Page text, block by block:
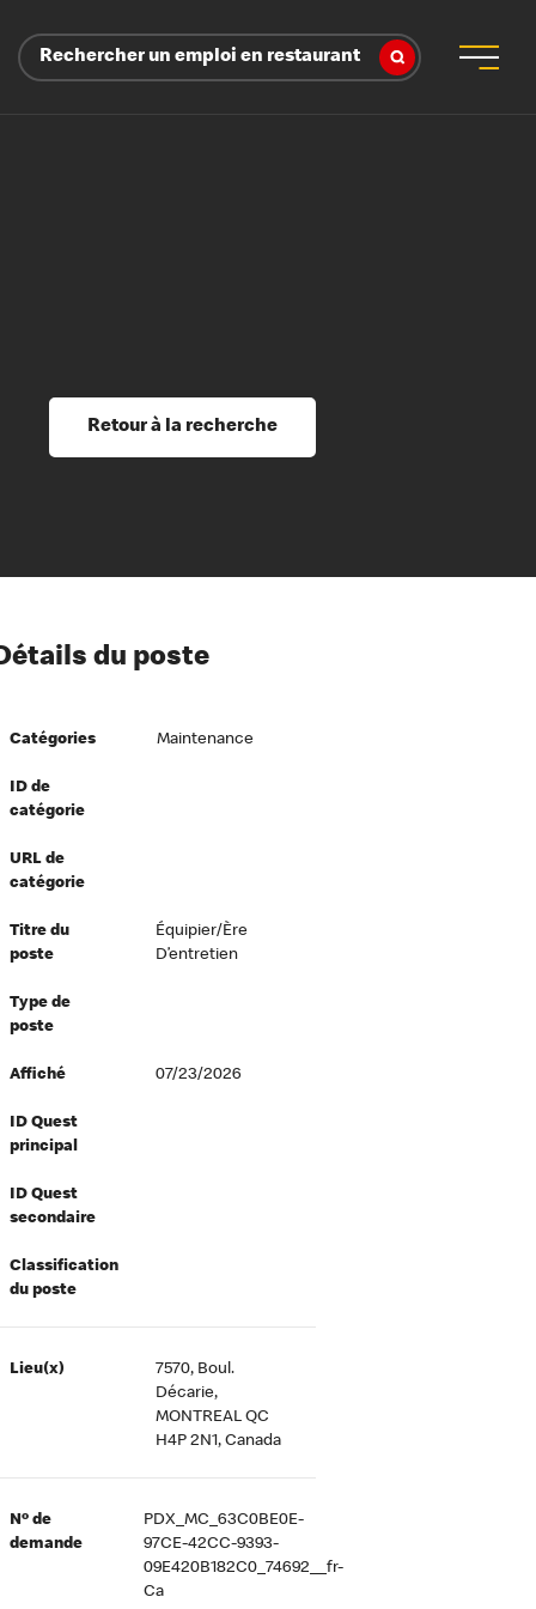
Rechercher un emploi en restaurant
et perfectionnement
du savoir
à l’égard de nos employés
directeurs
équité et inclusion
au travail
Retour à la recherche
du poste
Catégories Maintenance
ID de
catégorie
URL de
catégorie
Titre du
poste
Équipier/ère
D’entretien
Type de
poste
Affiché 07/23/2026
ID Quest
principal
ID Quest
secondaire
Classification
du poste
Lieu(x)
7570, Boul.
Décarie,
MONTREAL QC
H4P 2N1, Canada
Nº de
demande
PDX_MC_63C0BE0E-
97CE-42CC-9393-
09E420B182C0_74692__fr-
Ca